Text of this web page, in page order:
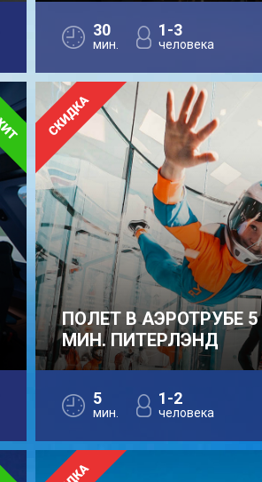
30
мин.
1-3
человека
ПОЛЕТ В АЭРОТРУБЕ 5
МИН. ПИТЕРЛЭНД
5
мин.
1-2
человека